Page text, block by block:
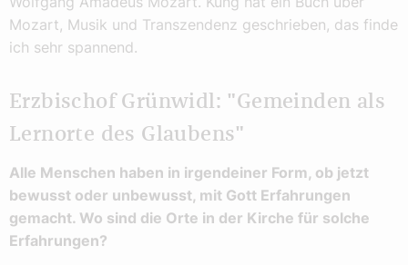
Mozart, Musik und Transzendenz geschrieben, das finde
ich sehr spannend.
Erzbischof Grünwidl: "Gemeinden als
Lernorte des Glaubens"
Alle Menschen haben in irgendeiner Form, ob jetzt
bewusst oder unbewusst, mit Gott Erfahrungen
gemacht. Wo sind die Orte in der Kirche für solche
Erfahrungen?